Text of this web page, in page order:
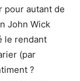
pour autant de
John Wick
le rendant
(par
?